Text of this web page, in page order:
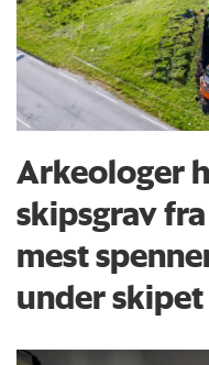
Arkeologer
skipsgrav
mest
under skipet